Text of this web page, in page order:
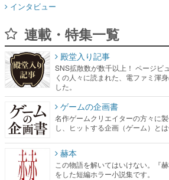
インタビュー
連載・特集一覧
殿堂入り記事
SNS拡散数が数千以上！ ページビ
くの人々に読まれた、電ファミ渾
した。
ゲームの企画書
名作ゲームクリエイターの方々に
し、ヒットする企画（ゲーム）と
赫本
この物語を解いてはいけない。『
をした短編ホラー小説集です。